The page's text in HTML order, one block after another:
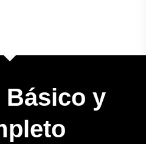
Básico y
BICICLETAS